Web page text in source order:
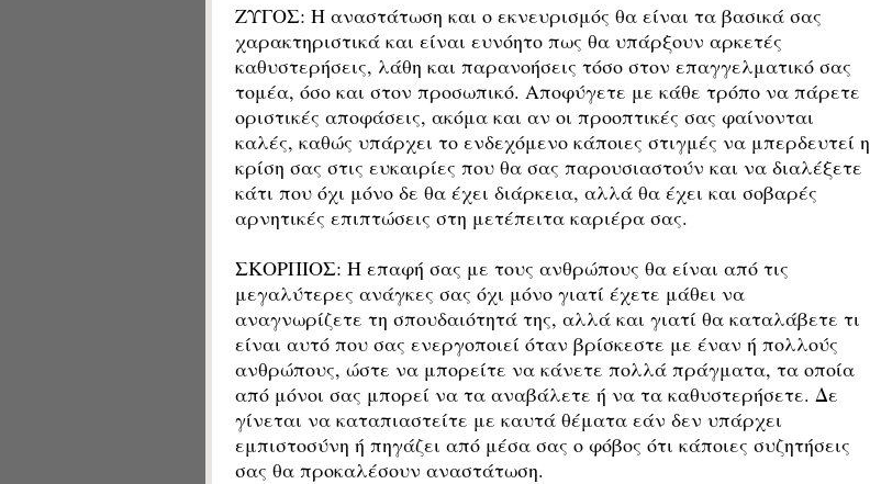
ΖΥΓΟΣ: Η αναστάτωση και ο εκνευρισμός θα είναι τα βασικά σας
χαρακτηριστικά και είναι ευνόητο πως θα υπάρξουν αρκετές
καθυστερήσεις, λάθη και παρανοήσεις τόσο στον επαγγελματικό σας
τομέα, όσο και στον προσωπικό. Αποφύγετε με κάθε τρόπο να πάρετε
οριστικές αποφάσεις, ακόμα και αν οι προοπτικές σας φαίνονται
καλές, καθώς υπάρχει το ενδεχόμενο κάποιες στιγμές να μπερδευτεί η
κρίση σας στις ευκαιρίες που θα σας παρουσιαστούν και να διαλέξετε
κάτι που όχι μόνο δε θα έχει διάρκεια, αλλά θα έχει και σοβαρές
αρνητικές επιπτώσεις στη μετέπειτα καριέρα σας.
ΣΚΟΡΠΙΟΣ: Η επαφή σας με τους ανθρώπους θα είναι από τις
μεγαλύτερες ανάγκες σας όχι μόνο γιατί έχετε μάθει να
αναγνωρίζετε τη σπουδαιότητά της, αλλά και γιατί θα καταλάβετε τι
είναι αυτό που σας ενεργοποιεί όταν βρίσκεστε με έναν ή πολλούς
ανθρώπους, ώστε να μπορείτε να κάνετε πολλά πράγματα, τα οποία
από μόνοι σας μπορεί να τα αναβάλετε ή να τα καθυστερήσετε. Δε
γίνεται να καταπιαστείτε με καυτά θέματα εάν δεν υπάρχει
εμπιστοσύνη ή πηγάζει από μέσα σας ο φόβος ότι κάποιες συζητήσεις
σας θα προκαλέσουν αναστάτωση.